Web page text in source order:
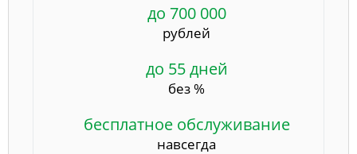
до 700 000
рублей
до 55 дней
без %
бесплатное обслуживание
навсегда